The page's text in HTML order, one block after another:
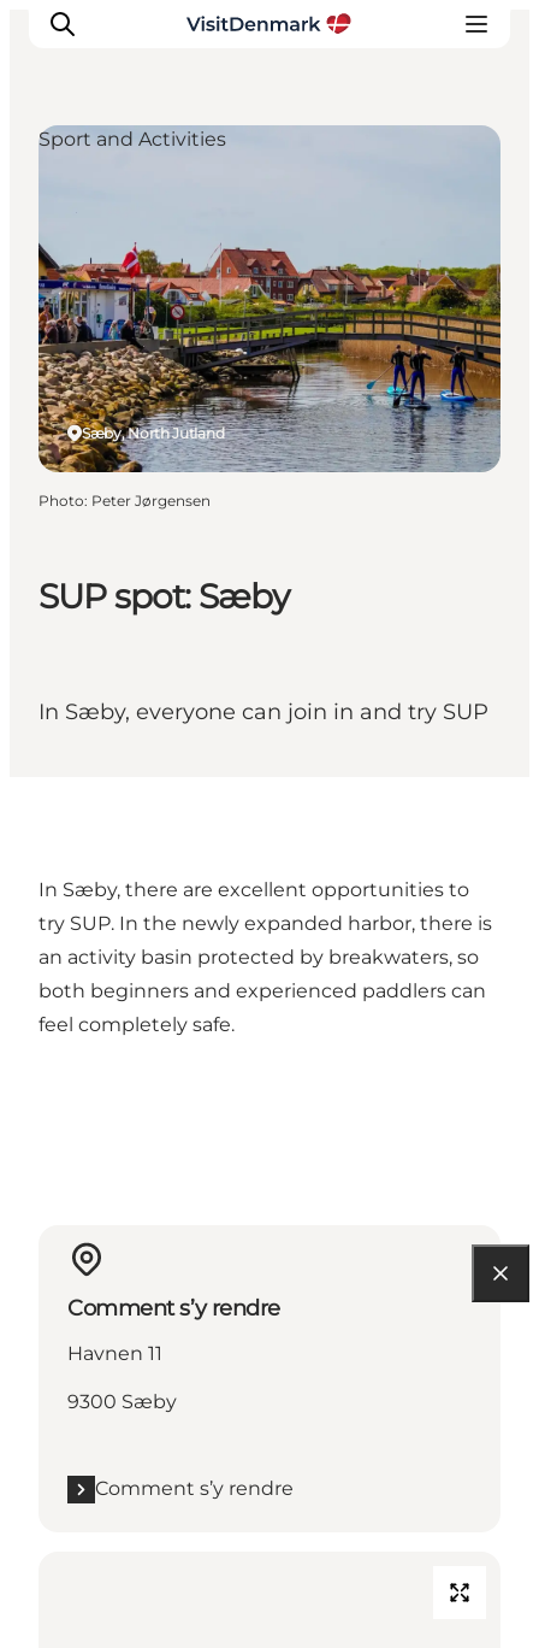
Inspirations
Destinations
Quoi faire
Hébergements
Planifiez votre voyage
SUP spot: Sæby
In Sæby, everyone can join in and try SUP
Sæby, North Jutland
Sport and Activities
Photo: Peter Jørgensen
In Sæby, there are excellent opportunities to
try SUP. In the newly expanded harbor, there is
an activity basin protected by breakwaters, so
both beginners and experienced paddlers can
feel completely safe.
Comment s’y rendre
Havnen 11
9300 Sæby
Comment s’y rendre